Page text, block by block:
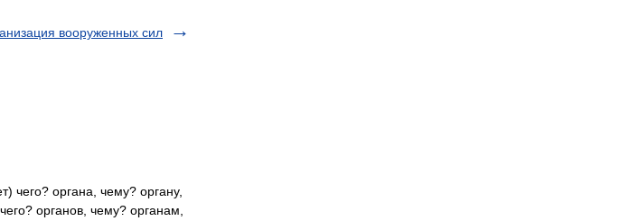
вооруженных сил
чего? органа, чему? органу,
органов, чему? органам,